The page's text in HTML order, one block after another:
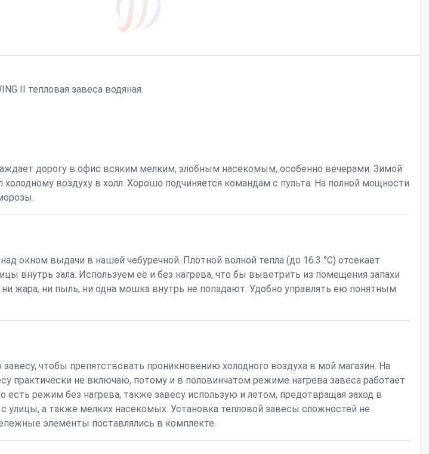
II тепловая завеса водяная.
дорогу в офис всяким мелким, злобным насекомым, особенно вечерами. Зимой
воздуху в холл. Хорошо подчиняется командам с пульта. На полной мощности
окном выдачи в нашей чебуречной. Плотной волной тепла (до 16.3 °С) отсекает
внутрь зала. Используем её и без нагрева, что бы выветрить из помещения запахи
жара, ни пыль, ни одна мошка внутрь не попадают. Удобно управлять ею понятным
чтобы препятствовать проникновению холодного воздуха в мой магазин. На
практически не включаю, потому и в половинчатом режиме нагрева завеса работает
есть режим без нагрева, также завесу использую и летом, предотвращая заход в
с улицы, а также мелких насекомых. Установка тепловой завесы сложностей не
элементы поставлялись в комплекте.